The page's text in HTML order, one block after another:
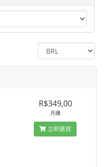
R$349,00
月繳
立即購買